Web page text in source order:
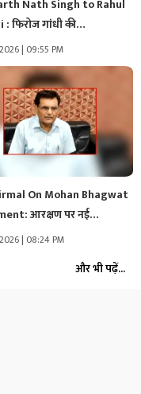
Nath Singh to Rahul
: फिरोज गांधी की…
| 09:55 PM
On Mohan Bhagwat
आरक्षण पर नई
| 08:24 PM
और भी पढ़ें...